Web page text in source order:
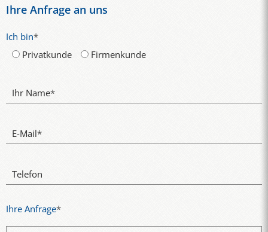
Ihre Anfrage an uns
Ich bin*
Privatkunde
Firmenkunde
Ihr Name*
E-Mail*
Telefon
Ihre Anfrage*